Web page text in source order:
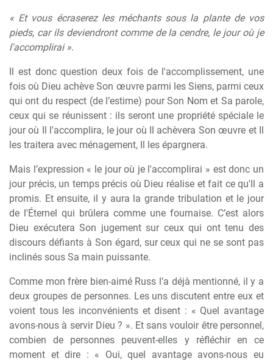
« Et vous écraserez les méchants sous la plante de vos
pieds, car ils deviendront comme de la cendre, le jour où je
l'accomplirai ».
Il est donc question deux fois de l'accomplissement, une
fois où Dieu achève Son œuvre parmi les Siens, parmi ceux
qui ont du respect (de l’estime) pour Son Nom et Sa parole,
ceux qui se réunissent : ils seront une propriété spéciale le
jour où Il l'accomplira, le jour où Il achèvera Son œuvre et Il
les traitera avec ménagement, Il les épargnera.
Mais l’expression « le jour où je l'accomplirai » est donc un
jour précis, un temps précis où Dieu réalise et fait ce qu'Il a
promis. Et ensuite, il y aura la grande tribulation et le jour
de l'Éternel qui brûlera comme une fournaise. C’est alors
Dieu exécutera Son jugement sur ceux qui ont tenu des
discours défiants à Son égard, sur ceux qui ne se sont pas
inclinés sous Sa main puissante.
Comme mon frère bien-aimé Russ l’a déjà mentionné, il y a
deux groupes de personnes. Les uns discutent entre eux et
voient tous les inconvénients et disent : « Quel avantage
avons-nous à servir Dieu ? ». Et sans vouloir être personnel,
combien de personnes peuvent-elles y réfléchir en ce
moment et dire : « Oui, quel avantage avons-nous eu